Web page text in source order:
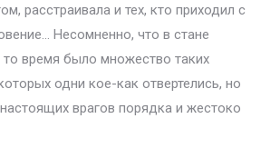
расстраивала и тех, кто приходил с
Несомненно, что в стане
то время было множество таких
одни кое-как отвертелись, но
врагов порядка и жестоко